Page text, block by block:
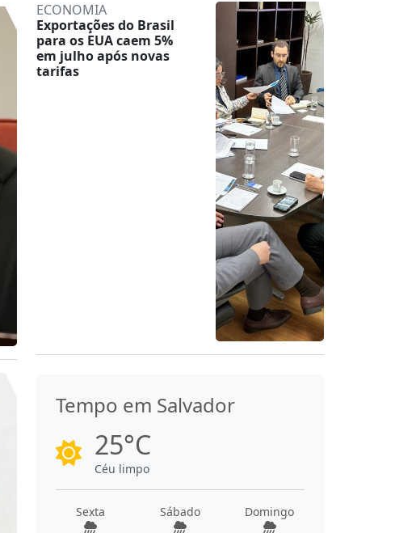
ECONOMIA
Exportações do Brasil
para os EUA caem 5%
em julho após novas
tarifas
Tempo em Salvador
25°C
Céu limpo
Sexta Sábado Domingo